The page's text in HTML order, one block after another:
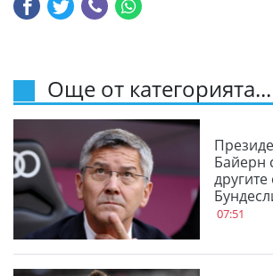
Още от категорията...
Байерн
07:51